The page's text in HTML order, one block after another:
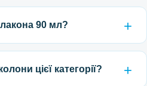
90 мл?
цієї категорії?